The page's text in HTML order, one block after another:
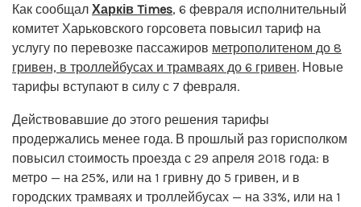
Как сообщал Харків Times, 6 февраля исполнительный
комитет Харьковского горсовета повысил тариф на
услугу по перевозке пассажиров метрополитеном до 8
гривен, в троллейбусах и трамваях до 6 гривен. Новые
тарифы вступают в силу с 7 февраля.
Действовавшие до этого решения тарифы
продержались менее года. В прошлый раз горисполком
повысил стоимость проезда с 29 апреля 2018 года: в
метро — на 25%, или на 1 гривну до 5 гривен, и в
городских трамваях и троллейбусах — на 33%, или на 1